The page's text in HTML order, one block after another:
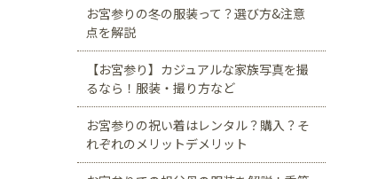
お宮参りの冬の服装って？選び方&注意
点を解説
【お宮参り】カジュアルな家族写真を撮
るなら！服装・撮り方など
お宮参りの祝い着はレンタル？購入？そ
れぞれのメリットデメリット